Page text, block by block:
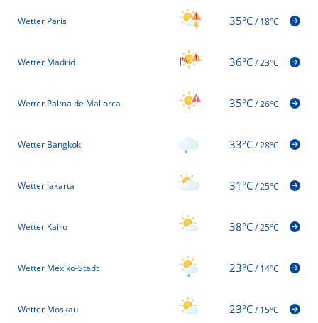
Wetter Paris 35°C/18°C
Wetter Madrid 36°C/23°C
Wetter Palma de Mallorca 35°C/26°C
Wetter Bangkok 33°C/28°C
Wetter Jakarta 31°C/25°C
Wetter Kairo 38°C/25°C
Wetter Mexiko-Stadt 23°C/14°C
Wetter Moskau 23°C/15°C